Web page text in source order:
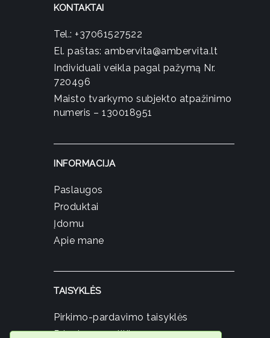
KONTAKTAI
Tel.: +37061527522
El. paštas: ambervita@ambervita.lt
Individuali veikla pagal pažymą Nr.
720496
Maisto tvarkymo subjekto atpažinimo
numeris – 130018951
INFORMACIJA
Paslaugos
Produktai
Įdomu
Apie mane
TAISYKLĖS
Pirkimo-pardavimo taisyklės
Privatumo politika